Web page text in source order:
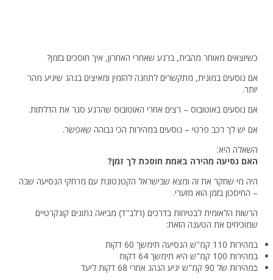
כשיוצאים מאוחר מהבית, ברגע שאחרי האחרון, איך חוסכים בזמן?
אם נוסעים במונית, מתקשרים לתחנה להזמין ומאיצים בנהג שיגיע מהר
יותר.
אם נוסעים באוטובוס – רצים אחרי האוטובוס שהרגע סגר את הדלתות.
אם יש לך רכב פרטי – נוסעים במהירות הכי גבוהה שאפשר.
השאלה היא:
האם נסיעה מהירה באמת חוסכת לך זמן?
היה מי שחקר את זה ומצא שבישראל הקטנטונת עם מרחקי הנסיעה שבה
– החיסכון בזמן הוא מזערי.
הרשות הלאומית לבטיחות בדרכים (רלב"ד) מביאה נתונים קונקרטיים
שמוכיחים את הטענה הזאת:
במהירות 110 קמ"ש הנסיעה תימשך 60 דקות
במהירות 100 קמ"ש היא תימשך 64 דקות
בֿמהירות של 90 קמ"ש יגיע הנהג אחרי 68 דקות ליעד